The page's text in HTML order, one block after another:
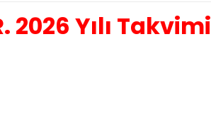
2026 Yılı Takvimi